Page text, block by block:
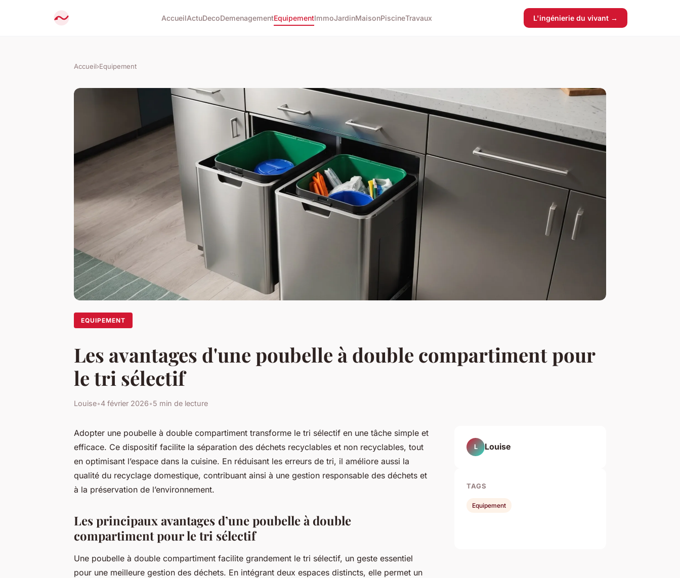
AccueilActuDecoDemenagementEquipementImmoJardinMaisonPiscineTravaux L'ingénierie du vivant →
Accueil›Equipement
EQUIPEMENT
Les avantages d'une poubelle à double compartiment pour
le tri sélectif
Louise•4 février 2026•5 min de lecture
Adopter une poubelle à double compartiment transforme le tri sélectif en une tâche simple et
efficace. Ce dispositif facilite la séparation des déchets recyclables et non recyclables, tout
en optimisant l’espace dans la cuisine. En réduisant les erreurs de tri, il améliore aussi la
qualité du recyclage domestique, contribuant ainsi à une gestion responsable des déchets et
à la préservation de l’environnement.
Les principaux avantages d’une poubelle à double
compartiment pour le tri sélectif
Une poubelle à double compartiment facilite grandement le tri sélectif, un geste essentiel
pour une meilleure gestion des déchets. En intégrant deux espaces distincts, elle permet un
L Louise
TAGS
Equipement